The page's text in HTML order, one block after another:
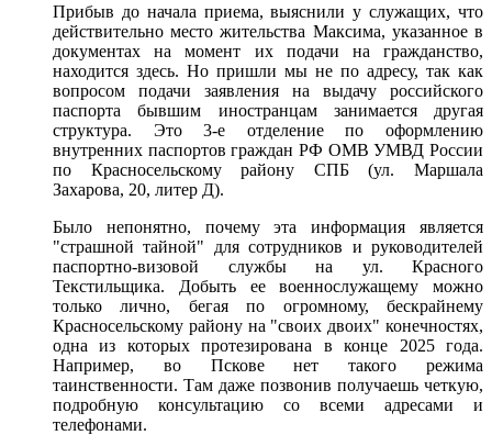
Прибыв до начала приема, выяснили у служащих, что
действительно место жительства Максима, указанное в
документах на момент их подачи на гражданство,
находится здесь. Но пришли мы не по адресу, так как
вопросом подачи заявления на выдачу российского
паспорта бывшим иностранцам занимается другая
структура. Это 3-е отделение по оформлению
внутренних паспортов граждан РФ ОМВ УМВД России
по Красносельскому району СПБ (ул. Маршала
Захарова, 20, литер Д).
Было непонятно, почему эта информация является
"страшной тайной" для сотрудников и руководителей
паспортно-визовой службы на ул. Красного
Текстильщика. Добыть ее военнослужащему можно
только лично, бегая по огромному, бескрайнему
Красносельскому району на "своих двоих" конечностях,
одна из которых протезирована в конце 2025 года.
Например, во Пскове нет такого режима
таинственности. Там даже позвонив получаешь четкую,
подробную консультацию со всеми адресами и
телефонами.